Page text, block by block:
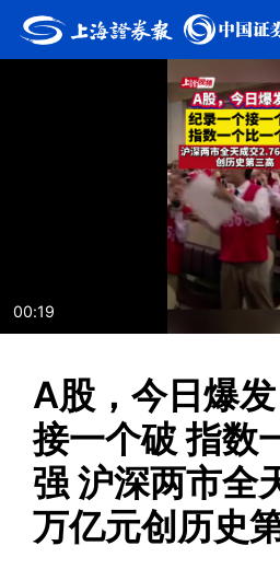
00:19
A股，今日爆
接一个破 指数
强 沪深两市全
万亿元创历史